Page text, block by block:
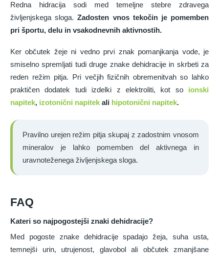
Redna hidracija sodi med temeljne stebre zdravega
življenjskega sloga. Zadosten vnos tekočin je pomemben
pri športu, delu in vsakodnevnih aktivnostih.
Ker občutek žeje ni vedno prvi znak pomanjkanja vode, je
smiselno spremljati tudi druge znake dehidracije in skrbeti za
reden režim pitja. Pri večjih fizičnih obremenitvah so lahko
praktičen dodatek tudi izdelki z elektroliti, kot so ionski
napitek, izotonični napitek ali hipotonični napitek.
Pravilno urejen režim pitja skupaj z zadostnim vnosom
mineralov je lahko pomemben del aktivnega in
uravnoteženega življenjskega sloga.
FAQ
Kateri so najpogostejši znaki dehidracije?
Med pogoste znake dehidracije spadajo žeja, suha usta,
temnejši urin, utrujenost, glavobol ali občutek zmanjšane